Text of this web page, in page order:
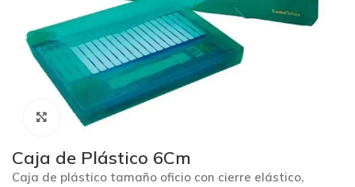
Click to enlarge
Caja de Plástico 6Cm
Caja de plástico tamaño oficio con cierre elástico,